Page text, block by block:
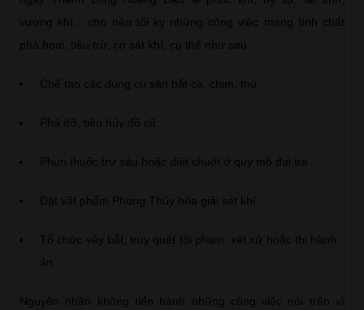
vượng khí... cho nên tối kỵ những công việc mang tính chất
phá hoại, tiêu trừ, có sát khí, cụ thể như sau:
Chế tạo các dụng cụ săn bắt cá, chim, thú
Phá dỡ, tiêu hủy đồ cũ
Phun thuốc trừ sâu hoặc diệt chuột ở quy mô đại trà
Đặt vật phẩm Phong Thủy hóa giải sát khí
Tổ chức vây bắt, truy quét tội phạm, xét xử hoặc thi hành
án
Nguyên nhân không tiến hành những công việc nói trên vì